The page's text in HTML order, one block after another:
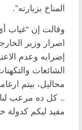
المناخ بزيارته”.
وقالت إن “غياب
اصرار وزير
إضرابه وعدم
الشائعات
محاليل، بيتم
.. كل ده مرعب
مفيد ليكم كدولة